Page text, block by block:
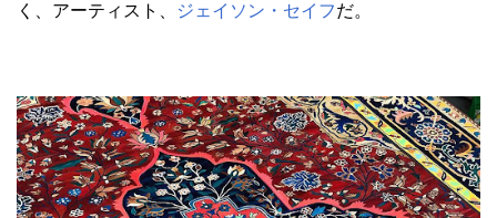
く、アーティスト、
ジェイソン・セイフだ。